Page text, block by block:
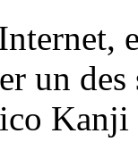
un
Kanji